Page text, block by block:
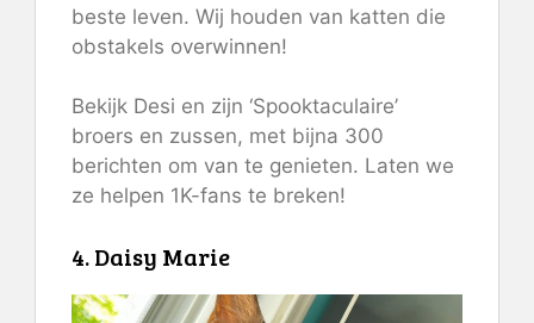
beste leven. Wij houden van katten die
obstakels overwinnen!
Bekijk Desi en zijn ‘Spooktaculaire’
broers en zussen, met bijna 300
berichten om van te genieten. Laten we
ze helpen 1K-fans te breken!
4. Daisy Marie